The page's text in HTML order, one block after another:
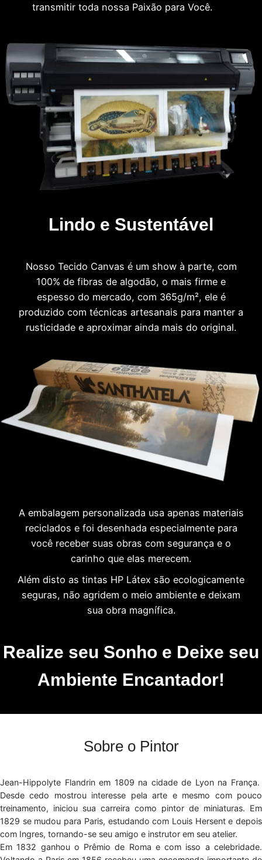
transmitir toda nossa Paixão para Você.
Lindo e Sustentável
Nosso Tecido Canvas é um show à parte, com
100% de fibras de algodão, o mais firme e
espesso do mercado, com 365g/m², ele é
produzido com técnicas artesanais para manter a
rusticidade e aproximar ainda mais do original.
A embalagem personalizada usa apenas materiais
reciclados e foi desenhada especialmente para
você receber suas obras com segurança e o
carinho que elas merecem.
Além disto as tintas HP Látex são ecologicamente
seguras, não agridem o meio ambiente e deixam
sua obra magnífica.
Realize seu Sonho e Deixe seu
Ambiente Encantador!
Sobre o Pintor
Jean-Hippolyte Flandrin em 1809 na cidade de Lyon na França.
Desde cedo mostrou interesse pela arte e mesmo com pouco
treinamento, iniciou sua carreira como pintor de miniaturas. Em
1829 se mudou para Paris, estudando com Louis Hersent e depois
com Ingres, tornando-se seu amigo e instrutor em seu atelier.
Em 1832 ganhou o Prêmio de Roma e com isso a celebridade.